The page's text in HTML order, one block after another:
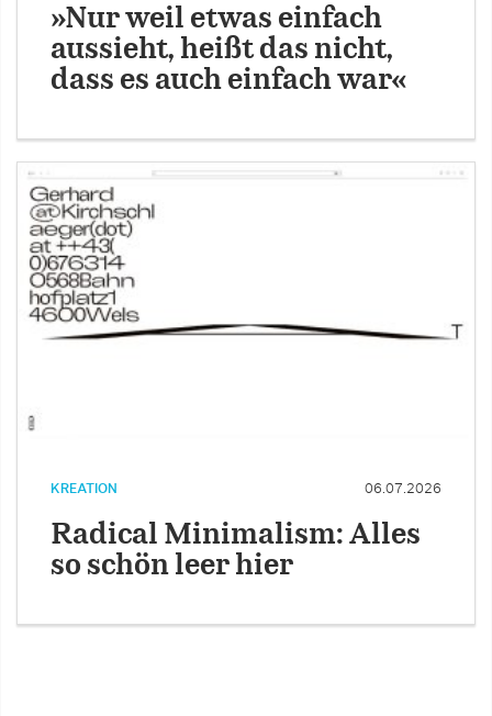
»Nur weil etwas einfach
aussieht, heißt das nicht,
dass es auch einfach war«
KREATION 06.07.2026
Radical Minimalism: Alles
so schön leer hier